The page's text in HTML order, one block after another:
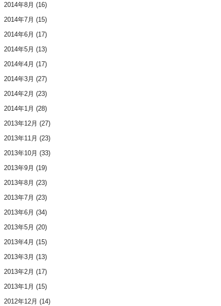
2014年8月 (16)
2014年7月 (15)
2014年6月 (17)
2014年5月 (13)
2014年4月 (17)
2014年3月 (27)
2014年2月 (23)
2014年1月 (28)
2013年12月 (27)
2013年11月 (23)
2013年10月 (33)
2013年9月 (19)
2013年8月 (23)
2013年7月 (23)
2013年6月 (34)
2013年5月 (20)
2013年4月 (15)
2013年3月 (13)
2013年2月 (17)
2013年1月 (15)
2012年12月 (14)